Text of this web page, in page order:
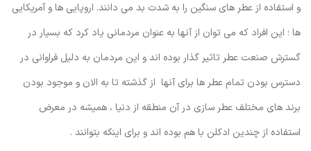
و استفاده از عطر های سنگین را به شدت بد می دانند. اروپایی ها و آمریکایی
ها ؛ این افراد که می توان از آنها به عنوان مردمانی یاد کرد که بسیار در
گسترش صنعت عطر تاثیر گذار بوده اند و این مردمان به دلیل فراوانی در
دسترس بودن تمام عطر ها برای آنها از گذشته تا به الان و موجود بودن
برند های مختلف عطر سازی در آن منطقه از دنیا ، همیشه در معرض
استفاده از چندین ادکلن با هم بوده اند و برای اینکه بتوانند .